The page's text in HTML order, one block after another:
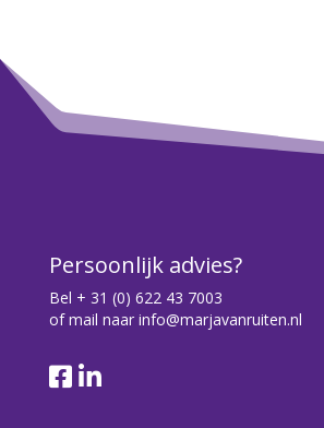
Persoonlijk advies?
Bel + 31 (0) 622 43 7003
of mail naar info@marjavanruiten.nl